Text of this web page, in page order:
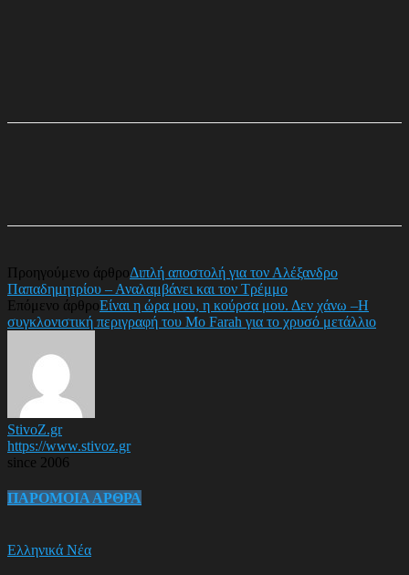
Προηγούμενο άρθροΔιπλή αποστολή για τον Αλέξανδρο
Παπαδημητρίου – Αναλαμβάνει και τον Τρέμμο
Επόμενο άρθροΕίναι η ώρα μου, η κούρσα μου. Δεν χάνω –Η
συγκλονιστική περιγραφή του Mo Farah για το χρυσό μετάλλιο
StivoZ.gr
https://www.stivoz.gr
since 2006
ΠΑΡΟΜΟΙΑ ΑΡΘΡΑ
Ελληνικά Νέα